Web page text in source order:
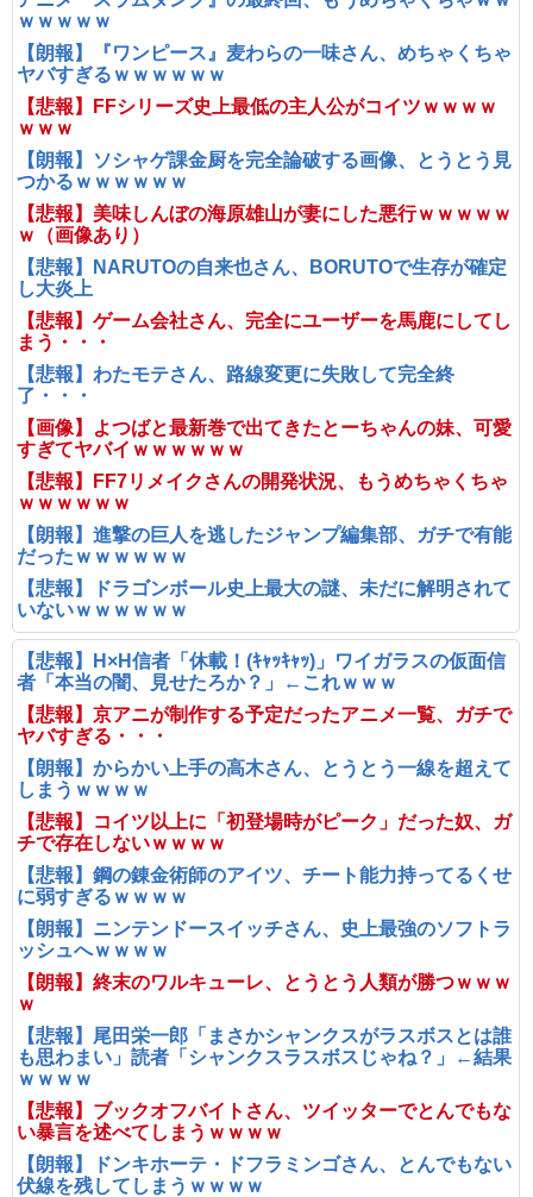
ｗｗｗｗｗ
【朗報】『ワンピース』麦わらの一味さん、めちゃくちゃ
ヤバすぎるｗｗｗｗｗｗ
【悲報】FFシリーズ史上最低の主人公がコイツｗｗｗｗ
ｗｗｗ
【朗報】ソシャゲ課金厨を完全論破する画像、とうとう見
つかるｗｗｗｗｗｗ
【悲報】美味しんぼの海原雄山が妻にした悪行ｗｗｗｗｗ
ｗ（画像あり）
【悲報】NARUTOの自来也さん、BORUTOで生存が確定
し大炎上
【悲報】ゲーム会社さん、完全にユーザーを馬鹿にしてし
まう・・・
【悲報】わたモテさん、路線変更に失敗して完全終
了・・・
【画像】よつばと最新巻で出てきたとーちゃんの妹、可愛
すぎてヤバイｗｗｗｗｗｗ
【悲報】FF7リメイクさんの開発状況、もうめちゃくちゃ
ｗｗｗｗｗｗ
【朗報】進撃の巨人を逃したジャンプ編集部、ガチで有能
だったｗｗｗｗｗｗ
【悲報】ドラゴンボール史上最大の謎、未だに解明されて
いないｗｗｗｗｗｗ
【悲報】H×H信者「休載！(ｷｬｯｷｬｯ)」ワイガラスの仮面信
者「本当の闇、見せたろか？」←これｗｗｗ
【悲報】京アニが制作する予定だったアニメ一覧、ガチで
ヤバすぎる・・・
【朗報】からかい上手の高木さん、とうとう一線を超えて
しまうｗｗｗｗ
【悲報】コイツ以上に「初登場時がピーク」だった奴、ガ
チで存在しないｗｗｗｗ
【悲報】鋼の錬金術師のアイツ、チート能力持ってるくせ
に弱すぎるｗｗｗｗ
【朗報】ニンテンドースイッチさん、史上最強のソフトラ
ッシュへｗｗｗｗ
【朗報】終末のワルキューレ、とうとう人類が勝つｗｗｗ
ｗ
【悲報】尾田栄一郎「まさかシャンクスがラスボスとは誰
も思わまい」読者「シャンクスラスボスじゃね？」←結果
ｗｗｗｗ
【悲報】ブックオフバイトさん、ツイッターでとんでもな
い暴言を述べてしまうｗｗｗｗ
【朗報】ドンキホーテ・ドフラミンゴさん、とんでもない
伏線を残してしまうｗｗｗｗ